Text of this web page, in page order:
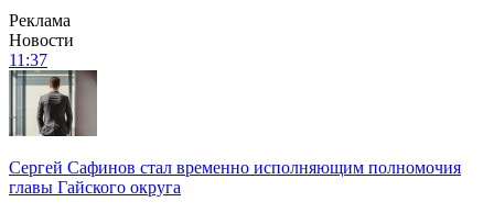
Реклама
Новости
11:37
Сергей Сафинов стал временно исполняющим полномочия
главы Гайского округа